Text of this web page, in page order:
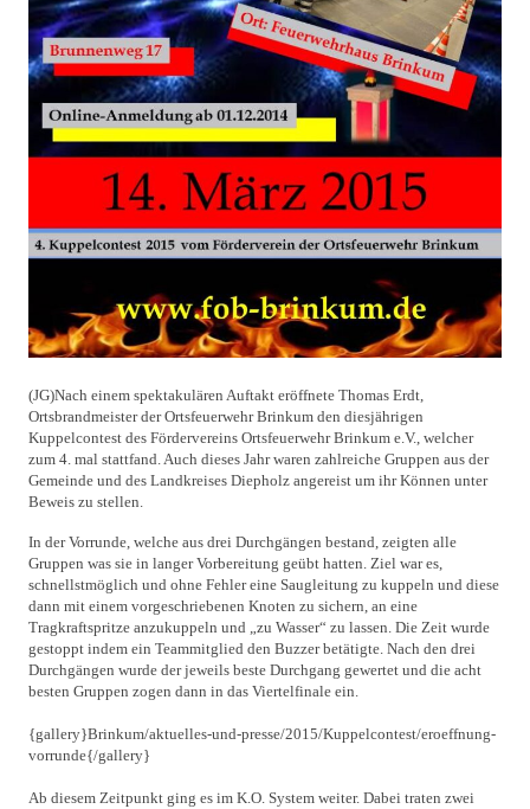
(JG)Nach einem spektakulären Auftakt eröffnete Thomas Erdt,
Ortsbrandmeister der Ortsfeuerwehr Brinkum den diesjährigen
Kuppelcontest des Fördervereins Ortsfeuerwehr Brinkum e.V., welcher
zum 4. mal stattfand. Auch dieses Jahr waren zahlreiche Gruppen aus der
Gemeinde und des Landkreises Diepholz angereist um ihr Können unter
Beweis zu stellen.
In der Vorrunde, welche aus drei Durchgängen bestand, zeigten alle
Gruppen was sie in langer Vorbereitung geübt hatten. Ziel war es,
schnellstmöglich und ohne Fehler eine Saugleitung zu kuppeln und diese
dann mit einem vorgeschriebenen Knoten zu sichern, an eine
Tragkraftspritze anzukuppeln und „zu Wasser“ zu lassen. Die Zeit wurde
gestoppt indem ein Teammitglied den Buzzer betätigte. Nach den drei
Durchgängen wurde der jeweils beste Durchgang gewertet und die acht
besten Gruppen zogen dann in das Viertelfinale ein.
{gallery}Brinkum/aktuelles-und-presse/2015/Kuppelcontest/eroeffnung-
vorrunde{/gallery}
Ab diesem Zeitpunkt ging es im K.O. System weiter. Dabei traten zwei